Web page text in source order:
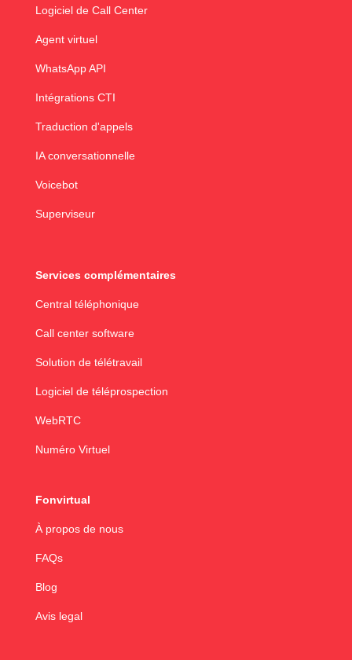
Logiciel de Call Center
Agent virtuel
WhatsApp API
Intégrations CTI
Traduction d'appels
IA conversationnelle
Voicebot
Superviseur
Services complémentaires
Central téléphonique
Call center software
Solution de télétravail
Logiciel de téléprospection
WebRTC
Numéro Virtuel
Fonvirtual
À propos de nous
FAQs
Blog
Avis legal